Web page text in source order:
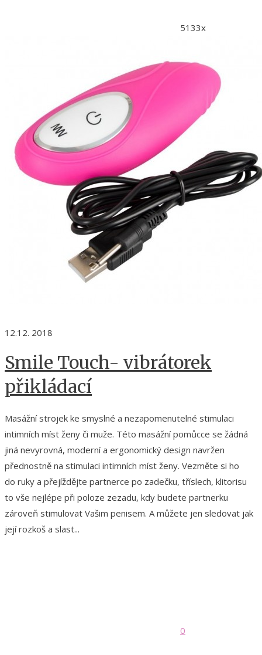
5133x
12.12. 2018
Smile Touch- vibrátorek
přikládací
Masážní strojek ke smyslné a nezapomenutelné stimulaci
intimních míst ženy či muže. Této masážní pomůcce se žádná
jiná nevyrovná, moderní a ergonomický design navržen
přednostně na stimulaci intimních míst ženy. Vezměte si ho
do ruky a přejíždějte partnerce po zadečku, tříslech, klitorisu
to vše nejlépe při poloze zezadu, kdy budete partnerku
zároveň stimulovat Vašim penisem. A můžete jen sledovat jak
její rozkoš a slast...
0